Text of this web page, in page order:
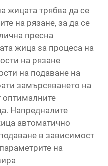
жицата трябва да се
на рязане, за да се
пресна
жица за процеса на
на рязане
на подаване на
замърсяването на
оптималните
Напредналите
автоматично
в зависимост
на